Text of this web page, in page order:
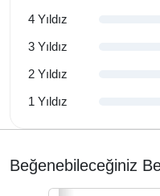
4 Yıldız
3 Yıldız
2 Yıldız
1 Yıldız
Beğenebileceğiniz